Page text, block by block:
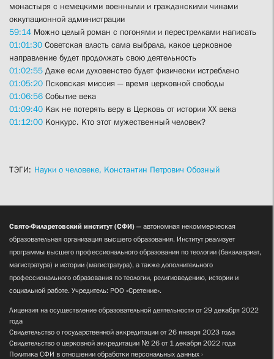
монастыря с немецкими военными и гражданскими чинами
оккупационной администрации
59:14 Можно целый роман с погонями и перестрелками написать
01:01:30 Советская власть сама выбрала, какое церковное
направление будет продолжать свою деятельность
01:02:55 Даже если духовенство будет физически истреблено
01:05:20 Псковская миссия — время церковной свободы
01:06:56 Событие века
01:09:40 Как не потерять веру в Церковь от истории XX века
01:12:00 Конкурс. Кто этот мужественный человек?
ТЭГИ: Науки о человеке, Константин Петрович Обозный
Свято-Филаретовский институт (СФИ) — автономная некоммерческая
образовательная организация высшего образования. Институт реализует
программы высшего профессионального образования по теологии (бакалавриат,
магистратура) и истории (магистратура), а также дополнительного
профессионального образования по теологии, религиоведению, истории и
социальной работе. Учредитель: РОО «Сретение».
Лицензия на осуществление образовательной деятельности от 29 декабря 2022
года
Свидетельство о государственной аккредитации от 26 января 2023 года
Свидетельство о церковной аккредитации № 26 от 1 декабря 2022 года
Политика СФИ в отношении обработки персональных данных